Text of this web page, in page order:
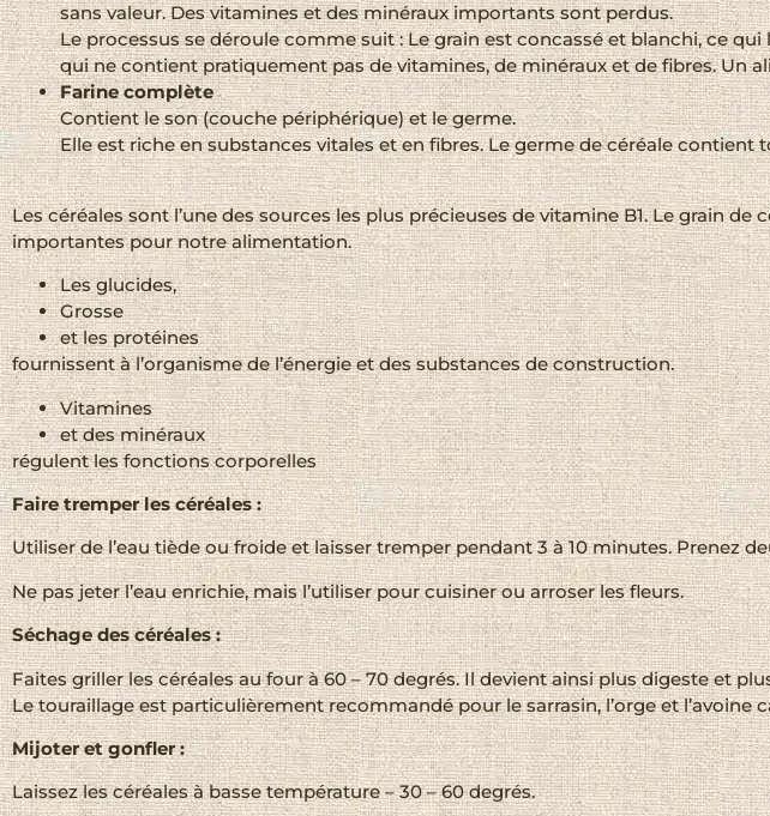
sans valeur. Des vitamines et des minéraux importants sont perdus.
Le processus se déroule comme suit : Le grain est concassé et blanchi, ce
qui ne contient pratiquement pas de vitamines, de minéraux et de fibres. Un
Farine complète
Contient le son (couche périphérique) et le germe.
Elle est riche en substances vitales et en fibres. Le germe de céréale contient
Les céréales sont l’une des sources les plus précieuses de vitamine B1. Le grain
importantes pour notre alimentation.
Les glucides,
Grosse
et les protéines
fournissent à l’organisme de l’énergie et des substances de construction.
Vitamines
et des minéraux
régulent les fonctions corporelles
Faire tremper les céréales :
Utiliser de l’eau tiède ou froide et laisser tremper pendant 3 à 10 minutes. Prenez
Ne pas jeter l’eau enrichie, mais l’utiliser pour cuisiner ou arroser les fleurs.
Séchage des céréales :
Faites griller les céréales au four à 60 – 70 degrés. Il devient ainsi plus digeste et
Le touraillage est particulièrement recommandé pour le sarrasin, l’orge et
Mijoter et gonfler :
Laissez les céréales à basse température – 30 – 60 degrés.